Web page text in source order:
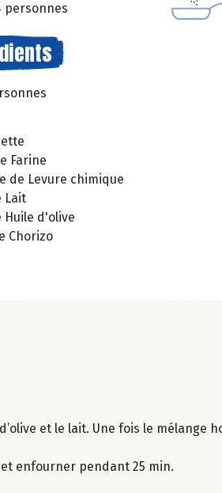
personnes
Farine
de Levure chimique
Lait
Huile d'olive
Chorizo
et le lait. Une fois le mélange
enfourner pendant 25 min.